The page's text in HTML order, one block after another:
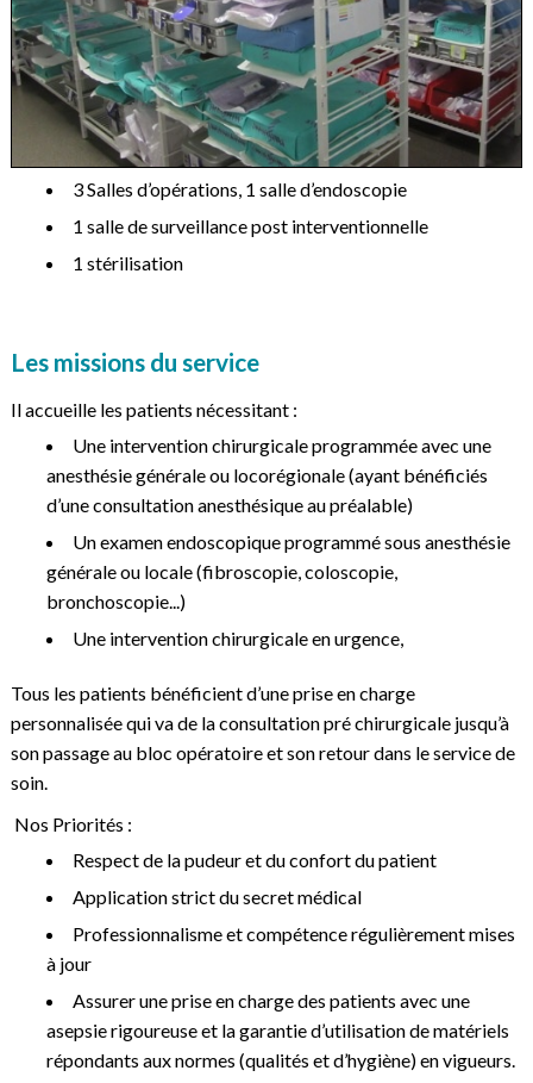
3 Salles d’opérations, 1 salle d’endoscopie
1 salle de surveillance post interventionnelle
1 stérilisation
Les missions du service
Il accueille les patients nécessitant :
Une intervention chirurgicale programmée avec une
anesthésie générale ou locorégionale (ayant bénéficiés
d’une consultation anesthésique au préalable)
Un examen endoscopique programmé sous anesthésie
générale ou locale (fibroscopie, coloscopie,
bronchoscopie...)
Une intervention chirurgicale en urgence,
Tous les patients bénéficient d’une prise en charge
personnalisée qui va de la consultation pré chirurgicale jusqu’à
son passage au bloc opératoire et son retour dans le service de
soin.
Nos Priorités :
Respect de la pudeur et du confort du patient
Application strict du secret médical
Professionnalisme et compétence régulièrement mises
à jour
Assurer une prise en charge des patients avec une
asepsie rigoureuse et la garantie d’utilisation de matériels
répondants aux normes (qualités et d’hygiène) en vigueurs.